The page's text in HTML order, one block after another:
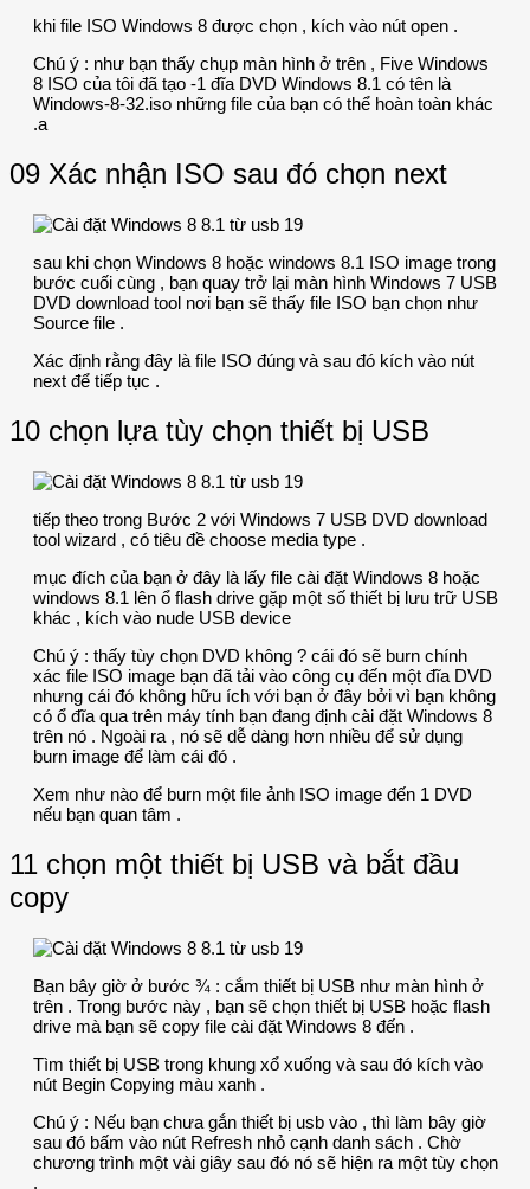
khi file ISO Windows 8 được chọn , kích vào nút open .
Chú ý : như bạn thấy chụp màn hình ở trên , Five Windows
8 ISO của tôi đã tạo -1 đĩa DVD Windows 8.1 có tên là
Windows-8-32.iso những file của bạn có thể hoàn toàn khác
.a
09 Xác nhận ISO sau đó chọn next
sau khi chọn Windows 8 hoặc windows 8.1 ISO image trong
bước cuối cùng , bạn quay trở lại màn hình Windows 7 USB
DVD download tool nơi bạn sẽ thấy file ISO bạn chọn như
Source file .
Xác định rằng đây là file ISO đúng và sau đó kích vào nút
next để tiếp tục .
10 chọn lựa tùy chọn thiết bị USB
tiếp theo trong Bước 2 với Windows 7 USB DVD download
tool wizard , có tiêu đề choose media type .
mục đích của bạn ở đây là lấy file cài đặt Windows 8 hoặc
windows 8.1 lên ổ flash drive gặp một số thiết bị lưu trữ USB
khác , kích vào nude USB device
Chú ý : thấy tùy chọn DVD không ? cái đó sẽ burn chính
xác file ISO image bạn đã tải vào công cụ đến một đĩa DVD
nhưng cái đó không hữu ích với bạn ở đây bởi vì bạn không
có ổ đĩa qua trên máy tính bạn đang định cài đặt Windows 8
trên nó . Ngoài ra , nó sẽ dễ dàng hơn nhiều để sử dụng
burn image để làm cái đó .
Xem như nào để burn một file ảnh ISO image đến 1 DVD
nếu bạn quan tâm .
11 chọn một thiết bị USB và bắt đầu
copy
Bạn bây giờ ở bước ¾ : cắm thiết bị USB như màn hình ở
trên . Trong bước này , bạn sẽ chọn thiết bị USB hoặc flash
drive mà bạn sẽ copy file cài đặt Windows 8 đến .
Tìm thiết bị USB trong khung xổ xuống và sau đó kích vào
nút Begin Copying màu xanh .
Chú ý : Nếu bạn chưa gắn thiết bị usb vào , thì làm bây giờ
sau đó bấm vào nút Refresh nhỏ cạnh danh sách . Chờ
chương trình một vài giây sau đó nó sẽ hiện ra một tùy chọn
.